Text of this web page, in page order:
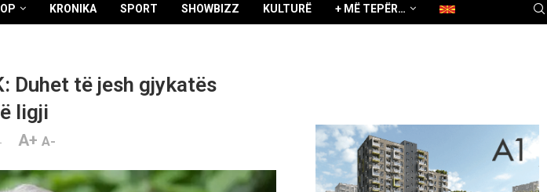
KRONIKA SPORT SHOWBIZZ KULTURË + MË TEPËR…
Duhet të jesh gjykatës
ligji
A+ A-